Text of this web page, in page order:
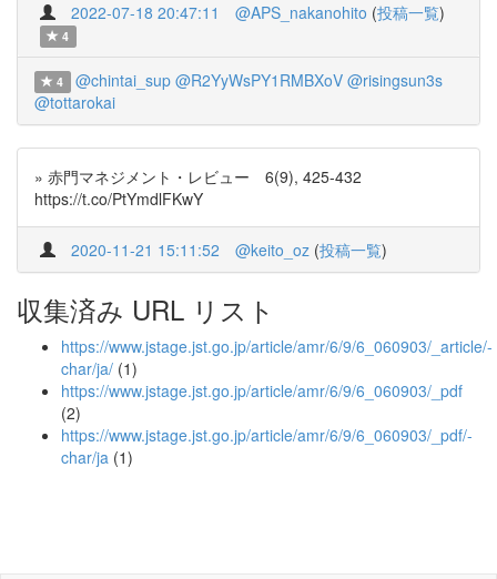
2022-07-18 20:47:11 @APS_nakanohito (投稿一覧)
4
4 @chintai_sup @R2YyWsPY1RMBXoV @risingsun3s
@tottarokai
» 赤門マネジメント・レビュー 6(9), 425-432
https://t.co/PtYmdlFKwY
2020-11-21 15:11:52 @keito_oz (投稿一覧)
収集済み URL リスト
https://www.jstage.jst.go.jp/article/amr/6/9/6_060903/_article/-
char/ja/ (1)
https://www.jstage.jst.go.jp/article/amr/6/9/6_060903/_pdf
(2)
https://www.jstage.jst.go.jp/article/amr/6/9/6_060903/_pdf/-
char/ja (1)